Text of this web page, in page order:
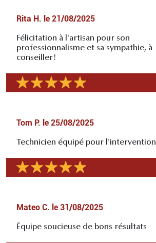
Rita H. le 21/08/2025
Félicitation à l'artisan pour son
professionnalisme et sa sympathie, à
conseiller!
Tom P. le 25/08/2025
Technicien équipé pour l'intervention
Mateo C. le 31/08/2025
Équipe soucieuse de bons résultats